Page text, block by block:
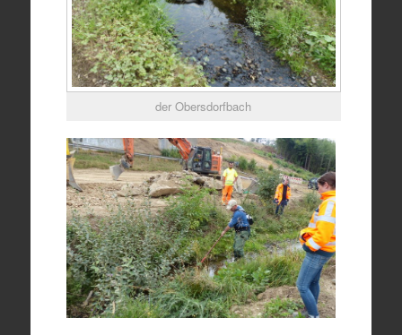
der Obersdorfbach